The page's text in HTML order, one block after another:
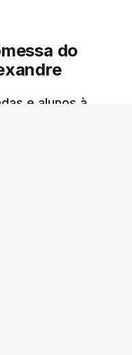
do
e alunos à